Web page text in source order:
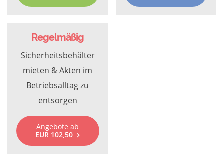
Regelmäßig
Sicherheitsbehälter
mieten & Akten im
Betriebsalltag zu
entsorgen
Angebote ab
EUR 102,50